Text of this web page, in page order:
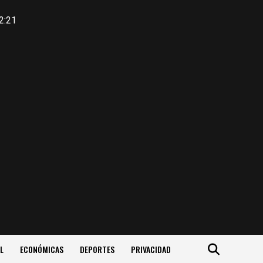
ECONÓMICAS DEPORTES PRIVACIDAD